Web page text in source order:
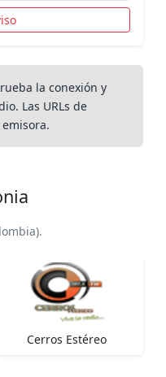
la conexión y
Las URLs de
Cerros Estéreo